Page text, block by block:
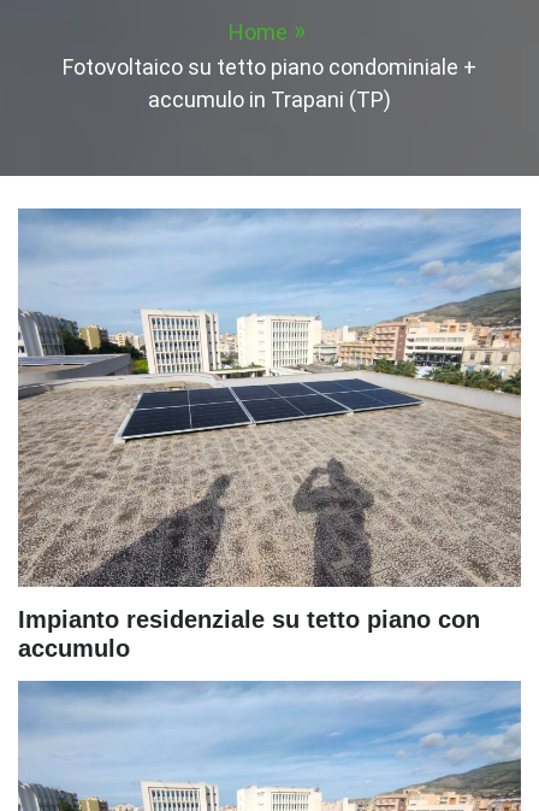
Home
Fotovoltaico su tetto piano condominiale +
accumulo in Trapani (TP)
Impianto residenziale su tetto piano con
accumulo